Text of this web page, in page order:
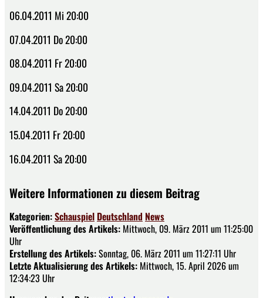
06.04.2011 Mi 20:00
07.04.2011 Do 20:00
08.04.2011 Fr 20:00
09.04.2011 Sa 20:00
14.04.2011 Do 20:00
15.04.2011 Fr 20:00
16.04.2011 Sa 20:00
Weitere Informationen zu diesem Beitrag
Kategorien:Schauspiel Deutschland News
Veröffentlichung des Artikels: Mittwoch, 09. März 2011 um 11:25:00
Uhr
Erstellung des Artikels:Sonntag, 06. März 2011 um 11:27:11 Uhr
Letzte Aktualisierung des Artikels: Mittwoch, 15. April 2026 um
12:34:23 Uhr